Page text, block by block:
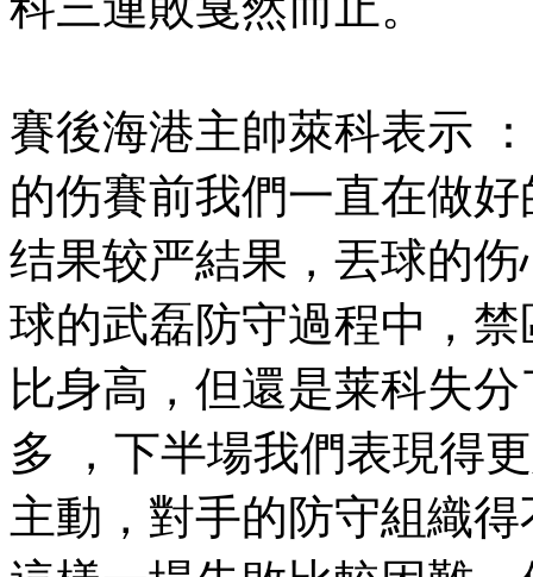
賽後海港主帥萊科表示 
的伤賽前我們一直在做好
结果较严結果 ，丟球的
球的武磊防守過程中
比身高 ，但還是莱科失
多 ，下半場我們表現得更好
主動，對手的防守組織得